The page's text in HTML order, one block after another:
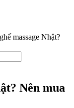
massage Nhật?
Nên mua